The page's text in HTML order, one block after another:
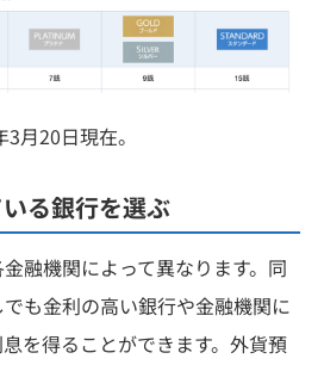
月20日現在。
る銀行を選ぶ
融機関によって異なります。同
も金利の高い銀行や金融機関に
を得ることができます。外貨預